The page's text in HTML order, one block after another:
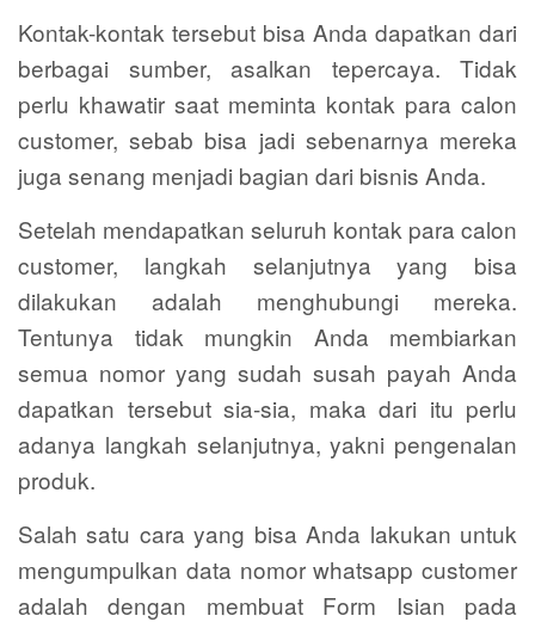
Kontak-kontak tersebut bisa Anda dapatkan dari
berbagai sumber, asalkan tepercaya. Tidak
perlu khawatir saat meminta kontak para calon
customer, sebab bisa jadi sebenarnya mereka
juga senang menjadi bagian dari bisnis Anda.
Setelah mendapatkan seluruh kontak para calon
customer, langkah selanjutnya yang bisa
dilakukan adalah menghubungi mereka.
Tentunya tidak mungkin Anda membiarkan
semua nomor yang sudah susah payah Anda
dapatkan tersebut sia-sia, maka dari itu perlu
adanya langkah selanjutnya, yakni pengenalan
produk.
Salah satu cara yang bisa Anda lakukan untuk
mengumpulkan data nomor whatsapp customer
adalah dengan membuat Form Isian pada